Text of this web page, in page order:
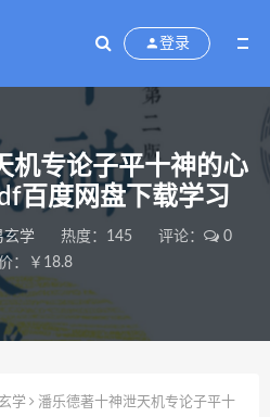
登录
机专论子平十神的心
百度网盘下载学习
玄学 热度：145 评论：
0
：￥18.8
学
潘乐德著十神泄天机专论子平十